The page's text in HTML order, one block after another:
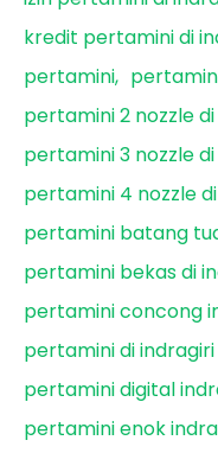
kredit pertamini di
pertamini
pertamini 2 nozzle
pertamini 3 nozzle
pertamini 4 nozzle
pertamini batang
pertamini bekas di
pertamini concong
pertamini di
pertamini digital
pertamini enok